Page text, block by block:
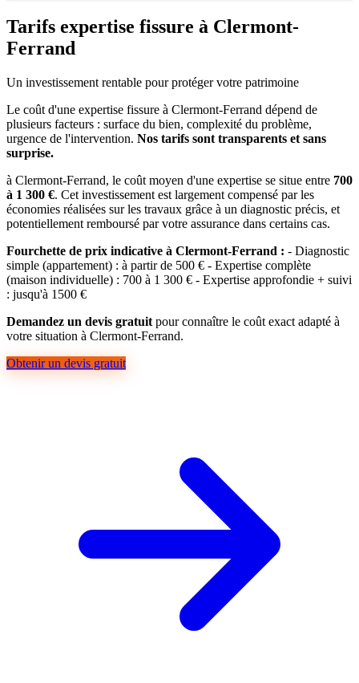
Tarifs expertise fissure à Clermont-
Ferrand
Un investissement rentable pour protéger votre patrimoine
Le coût d'une expertise fissure à Clermont-Ferrand dépend de
plusieurs facteurs : surface du bien, complexité du problème,
urgence de l'intervention. Nos tarifs sont transparents et sans
surprise.
à Clermont-Ferrand, le coût moyen d'une expertise se situe entre 700
à 1 300 €. Cet investissement est largement compensé par les
économies réalisées sur les travaux grâce à un diagnostic précis, et
potentiellement remboursé par votre assurance dans certains cas.
Fourchette de prix indicative à Clermont-Ferrand : - Diagnostic
simple (appartement) : à partir de 500 € - Expertise complète
(maison individuelle) : 700 à 1 300 € - Expertise approfondie + suivi
: jusqu'à 1500 €
Demandez un devis gratuit pour connaître le coût exact adapté à
votre situation à Clermont-Ferrand.
Obtenir un devis gratuit